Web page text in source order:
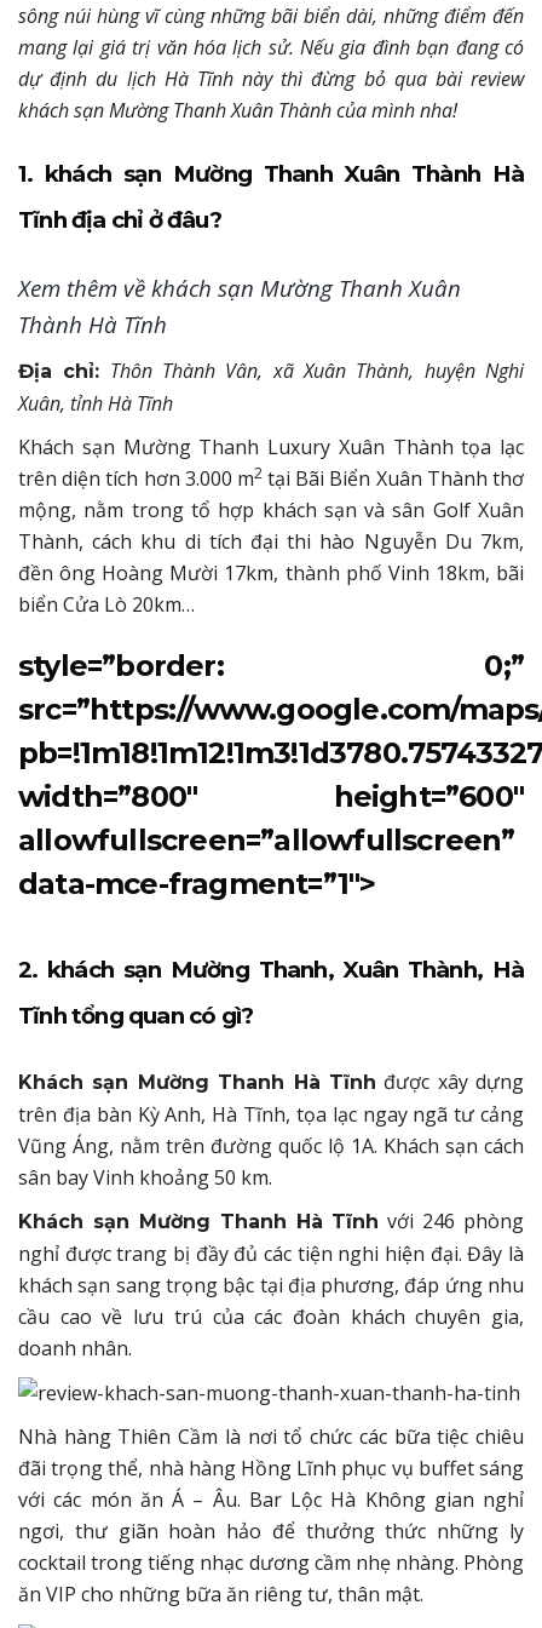
sông núi hùng vĩ cùng những bãi biển dài, những điểm đến
mang lại giá trị văn hóa lịch sử. Nếu gia đình bạn đang có
dự định du lịch Hà Tĩnh này thì đừng bỏ qua bài review
khách sạn Mường Thanh Xuân Thành của mình nha!
1. khách sạn Mường Thanh Xuân Thành Hà
Tĩnh địa chỉ ở đâu?
Xem thêm về khách sạn Mường Thanh Xuân
Thành Hà Tĩnh
Địa chỉ: Thôn Thành Vân, xã Xuân Thành, huyện Nghi
Xuân, tỉnh Hà Tĩnh
Khách sạn Mường Thanh Luxury Xuân Thành tọa lạc
trên diện tích hơn 3.000 m2tại Bãi Biển Xuân Thành thơ
mộng, nằm trong tổ hợp khách sạn và sân Golf Xuân
Thành, cách khu di tích đại thi hào Nguyễn Du 7km,
đền ông Hoàng Mười 17km, thành phố Vinh 18km, bãi
biển Cửa Lò 20km…
style=”border: 0;”
src=”https://www.google.com/
width=”800″ height=”600″
allowfullscreen=”allowfullscreen”
data-mce-fragment=”1″>
2. khách sạn Mường Thanh, Xuân Thành, Hà
Tĩnh tổng quan có gì?
Khách sạn Mường Thanh Hà Tĩnh được xây dựng
trên địa bàn Kỳ Anh, Hà Tĩnh, tọa lạc ngay ngã tư cảng
Vũng Áng, nằm trên đường quốc lộ 1A. Khách sạn cách
sân bay Vinh khoảng 50 km.
Khách sạn Mường Thanh Hà Tĩnh với 246 phòng
nghỉ được trang bị đầy đủ các tiện nghi hiện đại. Đây là
khách sạn sang trọng bậc tại địa phương, đáp ứng nhu
cầu cao về lưu trú của các đoàn khách chuyên gia,
doanh nhân.
Nhà hàng Thiên Cầm là nơi tổ chức các bữa tiệc chiêu
đãi trọng thể, nhà hàng Hồng Lĩnh phục vụ buffet sáng
với các món ăn Á – Âu. Bar Lộc Hà Không gian nghỉ
ngơi, thư giãn hoàn hảo để thưởng thức những ly
cocktail trong tiếng nhạc dương cầm nhẹ nhàng. Phòng
ăn VIP cho những bữa ăn riêng tư, thân mật.